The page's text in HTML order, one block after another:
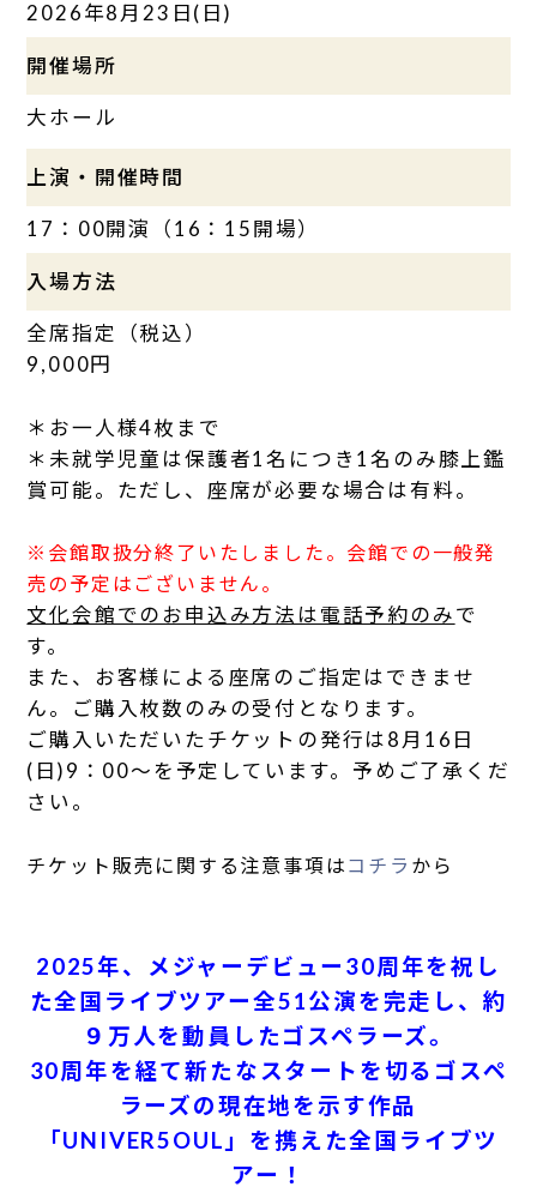
2026年8月23日(日)
開催場所
大ホール
上演・開催時間
17：00開演（16：15開場）
入場方法
全席指定（税込）
9,000円
＊お一人様4枚まで
＊未就学児童は保護者1名につき1名のみ膝上鑑
賞可能。ただし、座席が必要な場合は有料。
※会館取扱分終了いたしました。会館での一般発
売の予定はございません。
文化会館でのお申込み方法は電話予約のみで
す。
また、お客様による座席のご指定はできませ
ん。ご購入枚数のみの受付となります。
ご購入いただいたチケットの発行は8月16日
(日)9：00～を予定しています。予めご了承くだ
さい。
チケット販売に関する注意事項は コチラ から
2025年、メジャーデビュー30周年を祝し
た全国ライブツアー全51公演を完走し、約
９万人を動員したゴスペラーズ。
30周年を経て新たなスタートを切るゴスペ
ラーズの現在地を示す作品
「UNIVER5OUL」を携えた全国ライブツ
アー！